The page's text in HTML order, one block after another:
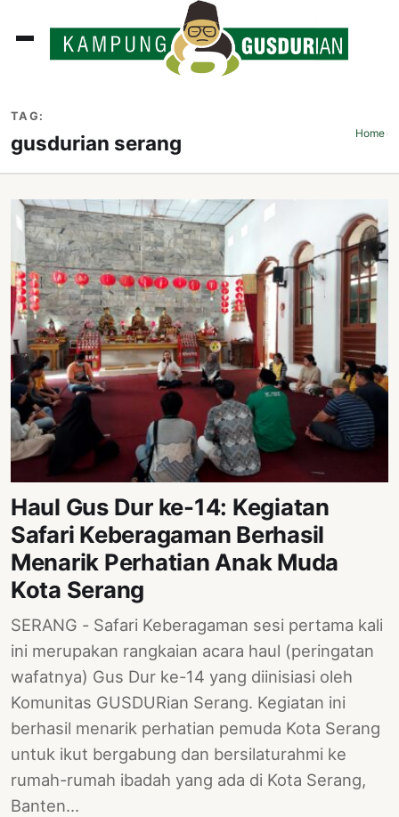
TAG:
gusdurian serang Home›
Haul Gus Dur ke-14: Kegiatan
Safari Keberagaman Berhasil
Menarik Perhatian Anak Muda
Kota Serang
SERANG - Safari Keberagaman sesi pertama kali
ini merupakan rangkaian acara haul (peringatan
wafatnya) Gus Dur ke-14 yang diinisiasi oleh
Komunitas GUSDURian Serang. Kegiatan ini
berhasil menarik perhatian pemuda Kota Serang
untuk ikut bergabung dan bersilaturahmi ke
rumah-rumah ibadah yang ada di Kota Serang,
Banten…